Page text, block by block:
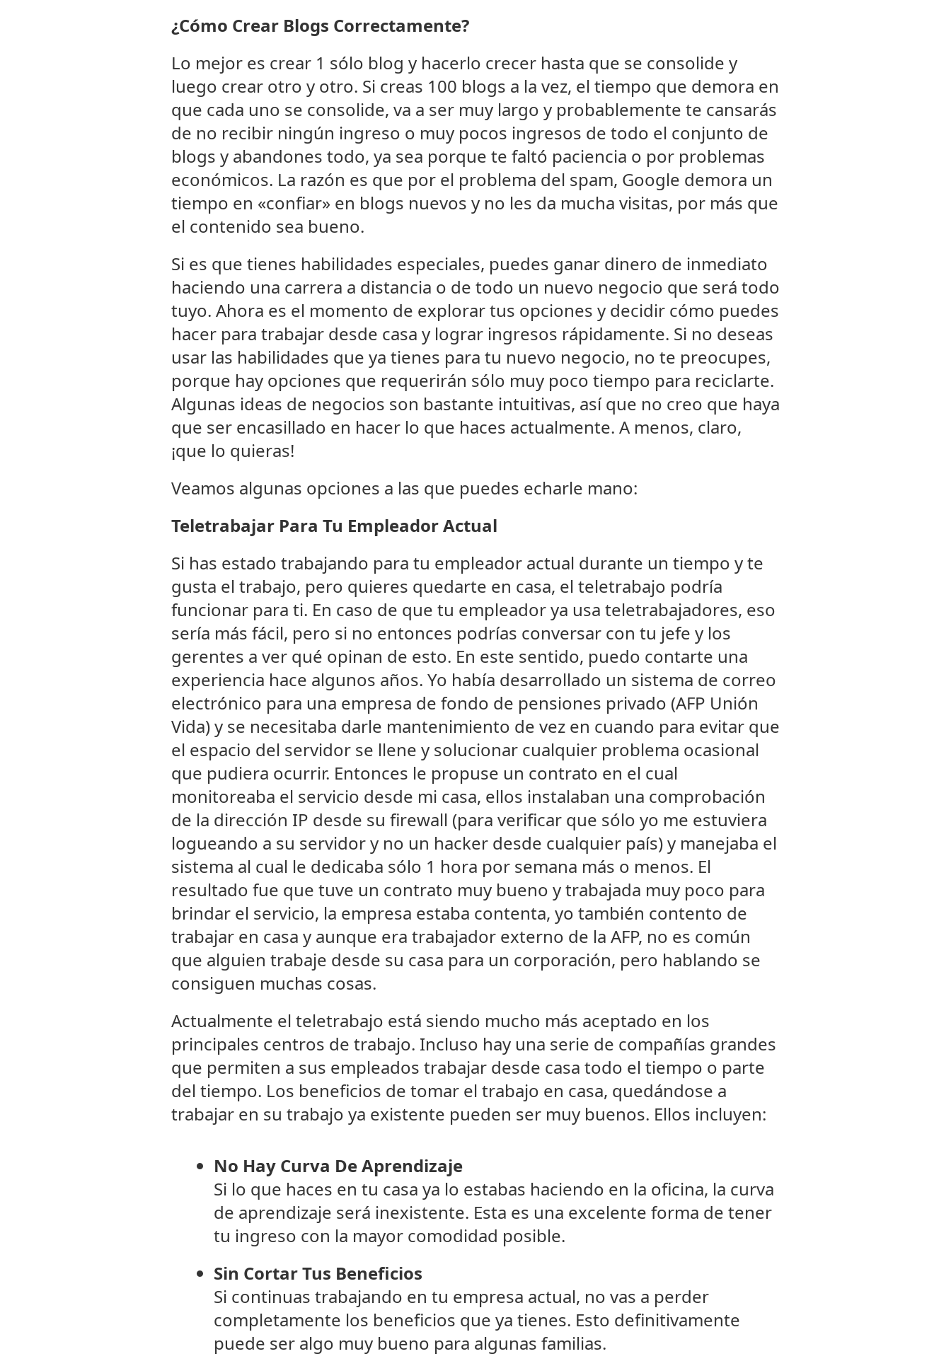
¿Cómo Crear Blogs Correctamente?
Lo mejor es crear 1 sólo blog y hacerlo crecer hasta que se consolide y
luego crear otro y otro. Si creas 100 blogs a la vez, el tiempo que demora en
que cada uno se consolide, va a ser muy largo y probablemente te cansarás
de no recibir ningún ingreso o muy pocos ingresos de todo el conjunto de
blogs y abandones todo, ya sea porque te faltó paciencia o por problemas
económicos. La razón es que por el problema del spam, Google demora un
tiempo en «confiar» en blogs nuevos y no les da mucha visitas, por más que
el contenido sea bueno.
Si es que tienes habilidades especiales, puedes ganar dinero de inmediato
haciendo una carrera a distancia o de todo un nuevo negocio que será todo
tuyo. Ahora es el momento de explorar tus opciones y decidir cómo puedes
hacer para trabajar desde casa y lograr ingresos rápidamente. Si no deseas
usar las habilidades que ya tienes para tu nuevo negocio, no te preocupes,
porque hay opciones que requerirán sólo muy poco tiempo para reciclarte.
Algunas ideas de negocios son bastante intuitivas, así que no creo que haya
que ser encasillado en hacer lo que haces actualmente. A menos, claro,
¡que lo quieras!
Veamos algunas opciones a las que puedes echarle mano:
Teletrabajar Para Tu Empleador Actual
Si has estado trabajando para tu empleador actual durante un tiempo y te
gusta el trabajo, pero quieres quedarte en casa, el teletrabajo podría
funcionar para ti. En caso de que tu empleador ya usa teletrabajadores, eso
sería más fácil, pero si no entonces podrías conversar con tu jefe y los
gerentes a ver qué opinan de esto. En este sentido, puedo contarte una
experiencia hace algunos años. Yo había desarrollado un sistema de correo
electrónico para una empresa de fondo de pensiones privado (AFP Unión
Vida) y se necesitaba darle mantenimiento de vez en cuando para evitar que
el espacio del servidor se llene y solucionar cualquier problema ocasional
que pudiera ocurrir. Entonces le propuse un contrato en el cual
monitoreaba el servicio desde mi casa, ellos instalaban una comprobación
de la dirección IP desde su firewall (para verificar que sólo yo me estuviera
logueando a su servidor y no un hacker desde cualquier país) y manejaba el
sistema al cual le dedicaba sólo 1 hora por semana más o menos. El
resultado fue que tuve un contrato muy bueno y trabajada muy poco para
brindar el servicio, la empresa estaba contenta, yo también contento de
trabajar en casa y aunque era trabajador externo de la AFP, no es común
que alguien trabaje desde su casa para un corporación, pero hablando se
consiguen muchas cosas.
Actualmente el teletrabajo está siendo mucho más aceptado en los
principales centros de trabajo. Incluso hay una serie de compañías grandes
que permiten a sus empleados trabajar desde casa todo el tiempo o parte
del tiempo. Los beneficios de tomar el trabajo en casa, quedándose a
trabajar en su trabajo ya existente pueden ser muy buenos. Ellos incluyen:
No Hay Curva De Aprendizaje
Si lo que haces en tu casa ya lo estabas haciendo en la oficina, la curva
de aprendizaje será inexistente. Esta es una excelente forma de tener
tu ingreso con la mayor comodidad posible.
Sin Cortar Tus Beneficios
Si continuas trabajando en tu empresa actual, no vas a perder
completamente los beneficios que ya tienes. Esto definitivamente
puede ser algo muy bueno para algunas familias.